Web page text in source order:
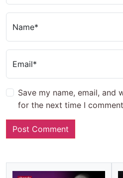
Name*
Email*
Save my name, email, and
for the next time I